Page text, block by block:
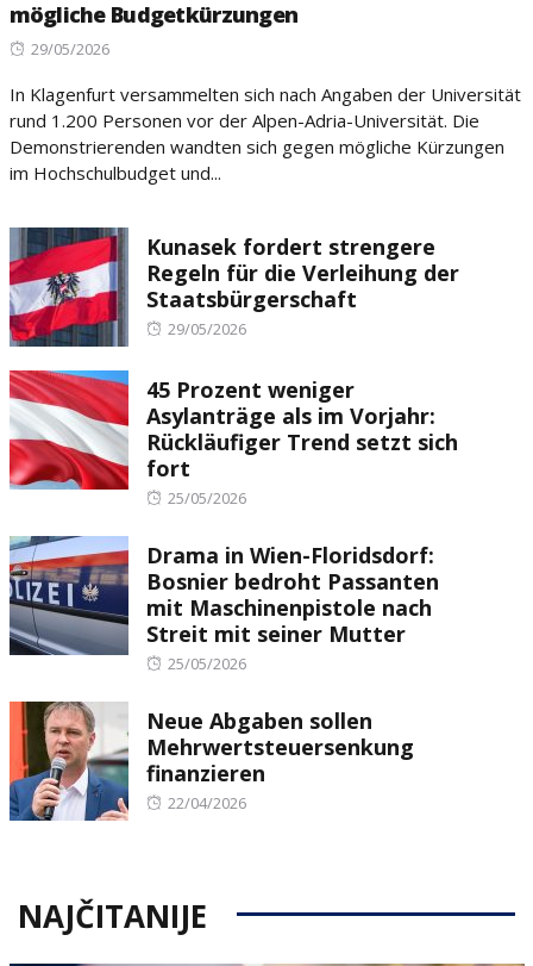
mögliche Budgetkürzungen
Posted
29/05/2026
In Klagenfurt versammelten sich nach Angaben der Universität
rund 1.200 Personen vor der Alpen-Adria-Universität. Die
Demonstrierenden wandten sich gegen mögliche Kürzungen
im Hochschulbudget und...
Kunasek fordert strengere
Regeln für die Verleihung der
Staatsbürgerschaft
Posted
29/05/2026
45 Prozent weniger
Asylanträge als im Vorjahr:
Rückläufiger Trend setzt sich
fort
Posted
25/05/2026
Drama in Wien-Floridsdorf:
Bosnier bedroht Passanten
mit Maschinenpistole nach
Streit mit seiner Mutter
Posted
25/05/2026
Neue Abgaben sollen
Mehrwertsteuersenkung
finanzieren
Posted
22/04/2026
NAJČITANIJE